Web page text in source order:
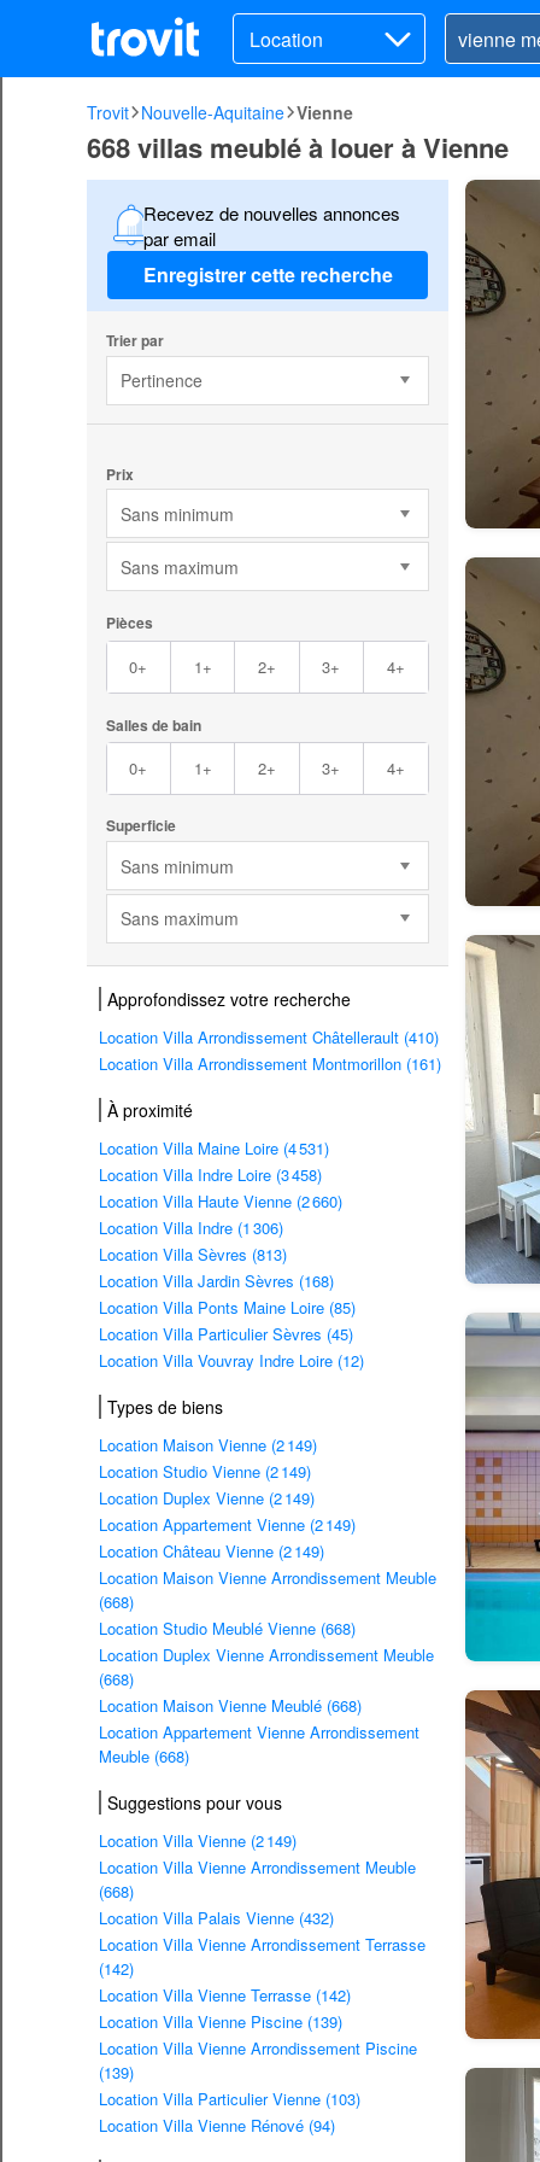
Location
Trovit Nouvelle-Aquitaine Vienne
668 villas meublé à louer à Vienne
Recevez de nouvelles annonces
par email
Enregistrer cette recherche
Trier par
Pertinence
Prix
Sans minimum
Sans maximum
Pièces
0+ 1+ 2+ 3+ 4+
Salles de bain
0+ 1+ 2+ 3+ 4+
Superficie
Sans minimum
Sans maximum
Approfondissez votre recherche
Location Villa Arrondissement Châtellerault (410)
Location Villa Arrondissement Montmorillon (161)
À proximité
Location Villa Maine Loire (4 531)
Location Villa Indre Loire (3 458)
Location Villa Haute Vienne (2 660)
Location Villa Indre (1 306)
Location Villa Sèvres (813)
Location Villa Jardin Sèvres (168)
Location Villa Ponts Maine Loire (85)
Location Villa Particulier Sèvres (45)
Location Villa Vouvray Indre Loire (12)
Types de biens
Location Maison Vienne (2 149)
Location Studio Vienne (2 149)
Location Duplex Vienne (2 149)
Location Appartement Vienne (2 149)
Location Château Vienne (2 149)
Location Maison Vienne Arrondissement Meuble
(668)
Location Studio Meublé Vienne (668)
Location Duplex Vienne Arrondissement Meuble
(668)
Location Maison Vienne Meublé (668)
Location Appartement Vienne Arrondissement
Meuble (668)
Suggestions pour vous
Location Villa Vienne (2 149)
Location Villa Vienne Arrondissement Meuble
(668)
Location Villa Palais Vienne (432)
Location Villa Vienne Arrondissement Terrasse
(142)
Location Villa Vienne Terrasse (142)
Location Villa Vienne Piscine (139)
Location Villa Vienne Arrondissement Piscine
(139)
Location Villa Particulier Vienne (103)
Location Villa Vienne Rénové (94)